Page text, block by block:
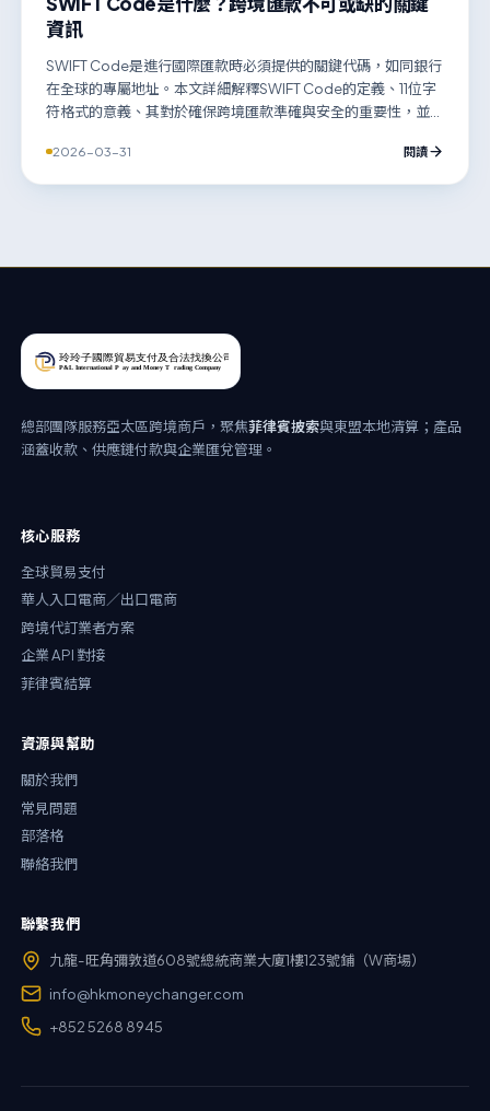
資訊
SWIFT Code是進行國際匯款時必須提供的關鍵代碼，如同銀行
在全球的專屬地址。本文詳細解釋SWIFT Code的定義、11位字
符格式的意義、其對於確保跨境匯款準確與安全的重要性，並
2026-03-31 閱讀
總部團隊服務亞太區跨境商戶，聚焦菲律賓披索與東盟本地清算；產品
涵蓋收款、供應鏈付款與企業匯兌管理。
核心服務
全球貿易支付
華人入口電商／出口電商
跨境代訂業者方案
企業 API 對接
菲律賓結算
資源與幫助
關於我們
常見問題
部落格
聯絡我們
聯繫我們
九龍-旺角彌敦道608號總統商業大廈1樓123號鋪（W商場）
info@hkmoneychanger.com
+852 5268 8945